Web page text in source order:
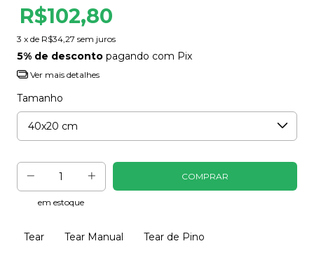
R$102,80
3 x de R$34,27 sem juros
5% de desconto pagando com Pix
Ver mais detalhes
Tamanho
em estoque
Tear Tear Manual
Tear de Pino